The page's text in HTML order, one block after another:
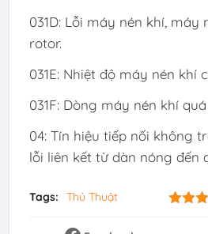
031D: Lỗi máy nén khí, máy
rotor.
031E: Nhiệt độ máy nén khí
031F: Dòng máy nén khí
04: Tín hiệu tiếp nối không
lỗi liên kết từ dàn nóng đến
Tags: Thủ Thuật